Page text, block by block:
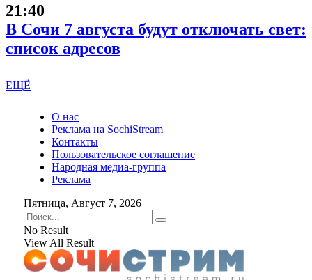
21:40
В Сочи 7 августа будут отключать свет:
список адресов
ЕЩЁ
О нас
Реклама на SochiStream
Контакты
Пользовательское соглашение
Народная медиа-группа
Реклама
Пятница, Август 7, 2026
No Result
View All Result